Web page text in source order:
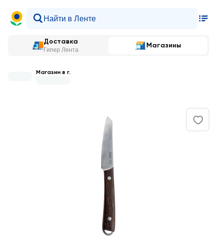
Доставка
Гипер Лента
Магазины
Магазин в г.